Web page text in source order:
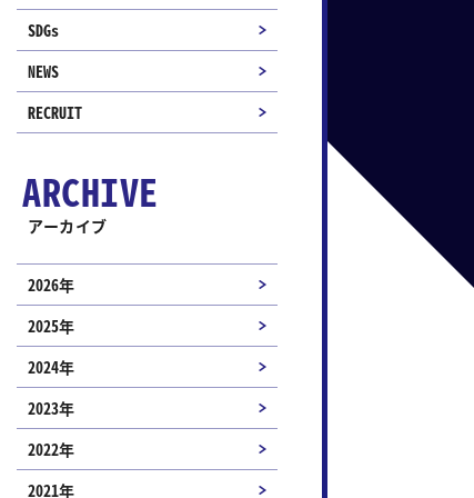
SDGs
NEWS
RECRUIT
ARCHIVE
アーカイブ
2026年
2025年
2024年
2023年
2022年
2021年